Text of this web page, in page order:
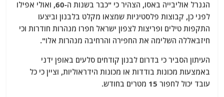
הגנרל אוליבייה באסו, הצהיר כי "כבר בשנות ה-60, ואולי אפילו
לפני כן, קבוצות פלסטיניות שמצאו מקלט בלבנון וביצעו
התקפות טילים ופריצות לצפון ישראל חפרו מנהרות חודרות וכי
חיזבאללה השלימה את החפירה והרחיבה מנהרות אלו".
העיתון הסביר כי בדרום לבנון קודחים סלעים באופן ידני
באמצעות מכונות בודדות או מכונות הידראוליות, וציין כי כל
עובד יכול לחפור 15 מטרים בחודש.